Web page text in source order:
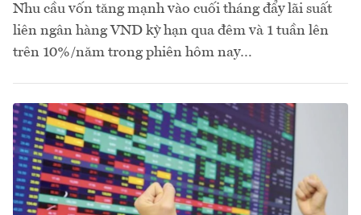
Nhu cầu vốn tăng mạnh vào cuối tháng đẩy lãi suất
liên ngân hàng VND kỳ hạn qua đêm và 1 tuần lên
trên 10%/năm trong phiên hôm nay…